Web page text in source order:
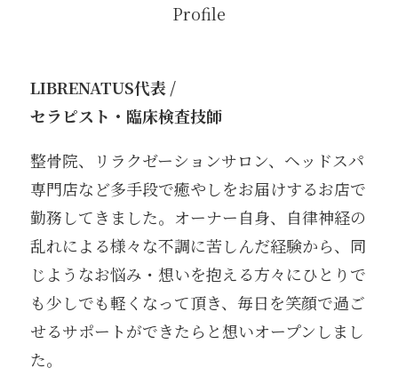
Profile
LIBRENATUS代表 /
セラピスト・臨床検査技師
整骨院、リラクゼーションサロン、ヘッドスパ
専門店など多手段で癒やしをお届けするお店で
勤務してきました。オーナー自身、自律神経の
乱れによる様々な不調に苦しんだ経験から、同
じようなお悩み・想いを抱える方々にひとりで
も少しでも軽くなって頂き、毎日を笑顔で過ご
せるサポートができたらと想いオープンしまし
た。